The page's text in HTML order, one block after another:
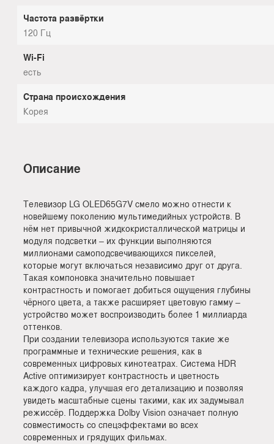
Частота развёртки
120 Гц
Wi-Fi
есть
Страна происхождения
Корея
Описание
Телевизор LG OLED65G7V смело можно отнести к
новейшему поколению мультимедийных устройств. В
нём нет привычной жидкокристаллической матрицы и
модуля подсветки – их функции выполняются
миллионами самоподсвечивающихся пикселей,
которые могут включаться независимо друг от друга.
Такая компоновка значительно повышает
контрастность и помогает добиться ощущения глубины
чёрного цвета, а также расширяет цветовую гамму –
устройство может воспроизводить более 1 миллиарда
оттенков.
При создании телевизора используются такие же
программные и технические решения, как в
современных цифровых кинотеатрах. Система HDR
Active оптимизирует контрастность и цветность
каждого кадра, улучшая его детализацию и позволяя
увидеть масштабные сцены такими, как их задумывал
режиссёр. Поддержка Dolby Vision означает полную
совместимость со спецэффектами во всех
современных и грядущих фильмах.